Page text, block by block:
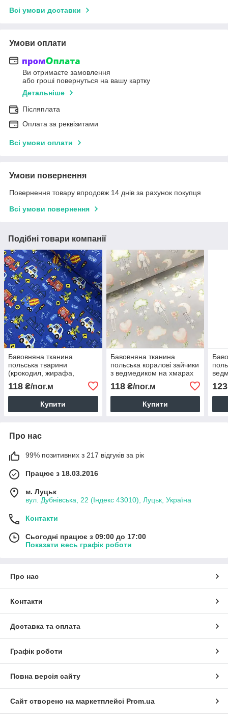
Всі умови доставки
Умови оплати
Ви отримаєте замовлення
або гроші повернуться на вашу картку
Детальніше
Післяплата
Оплата за реквізитами
Всі умови оплати
Умови повернення
Повернення товару впродовж 14 днів за рахунок покупця
Всі умови повернення
Подібні товари компанії
Бавовняна тканина
польська тварини
(крокодил, жирафа,
машинках на синьому
(0545)
118 ₴/пог.м
Купити
Бавовняна тканина
польська коралові зайчики
з ведмедиком на хмарах
118₴/пог.м
Купити
123
Про нас
99% позитивних з 217 відгуків за рік
Працює з 18.03.2016
м. Луцьк
вул. Дубнівська, 22 (Індекс 43010), Луцьк, Україна
Контакти
Сьогодні працює з 09:00 до 17:00
Показати весь графік роботи
Про нас
Контакти
Доставка та оплата
Графік роботи
Повна версія сайту
Сайт створено на маркетплейсі Prom.ua